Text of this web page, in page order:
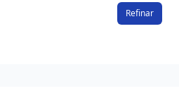
Refinar